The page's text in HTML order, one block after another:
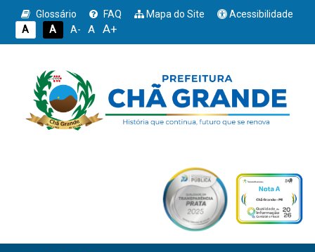
Glossário FAQ Mapa do Site
Acessibilidade
A
A A- A A+